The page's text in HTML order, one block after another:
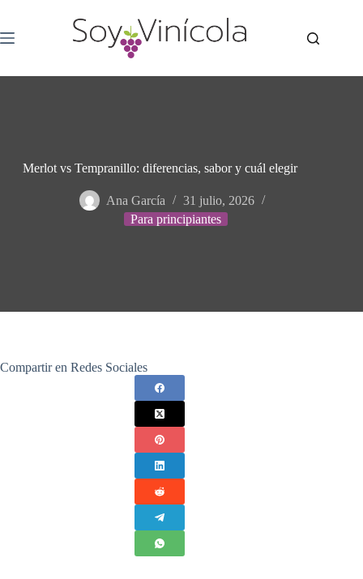
Merlot vs Tempranillo: diferencias, sabor y cuál elegir
Ana García
31 julio, 2026
Para principiantes
Compartir en Redes Sociales